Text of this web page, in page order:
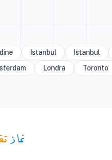
Istanbul Istanbul
Londra Toronto